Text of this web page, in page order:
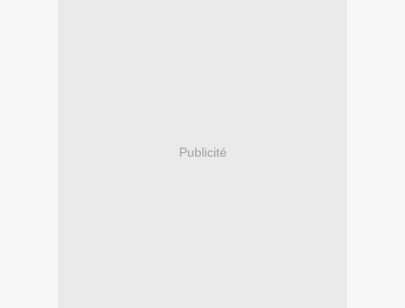
Publicité